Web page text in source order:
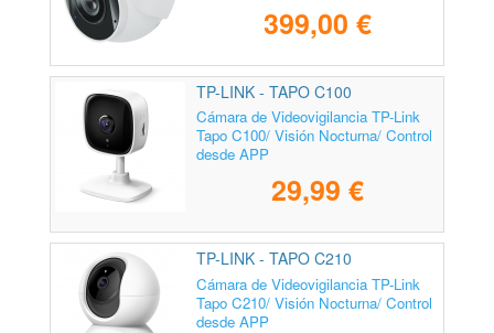
399,00 €
TP-LINK - TAPO C100
Cámara de Videovigilancia TP-Link
Tapo C100/ Visión Nocturna/ Control
desde APP
29,99 €
TP-LINK - TAPO C210
Cámara de Videovigilancia TP-Link
Tapo C210/ Visión Nocturna/ Control
desde APP